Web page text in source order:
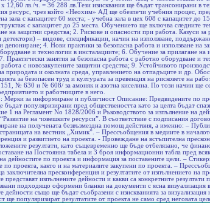
12,60 лв./ч. = 36 288 лв.Тези изисквания ще бъдат трансонирани в
ресурс, чрез който «Неохим» АД ще обезпечи учебния процес,
зала с капацитет 60 места; - учебна зала в цех 608 с капацитет до
с капацитет до 25 места. Обучението ще включва следните
на защитни средства; 2. Рискове и опасности при работа. Казуси
детектори) – видове, спецификации, начин на използване,
депониране; 4. Нови практики за безопасна работа и използване на
и технологии в инсталациите; 6. Обучение за прилагане на
Практически занятия за безопасна работа с работно оборудване и
работа с новозакупените защитни средства; 9. Устойчивото
природата и околната среда, управлението на отпадъците и др.
за безопасен труд и културата за превенция на рисковете на
№ 630 и № 608/ за амоняк и азотна киселина. По този начин ще
и работниците в него.
Мерки за информиране и публичност Описание: Предвидените по
бъдат популяризирани пред обществеността като за целта бъдат
1 на Регламент No 1828/2006 и Ръководството за изпълнение на
на човешките ресурси”. В съответствие с подписания
на получената безвъзмездна помощ действия, а именно: –
на вестник „Химик”. – Прессъобщения в медиите в
и развитието на проекта. - Провеждане на встъпителна
резултати, като същевременно ще бъде отбелязано, че
на Постоянна табела и 3 броя информационни табла пред
дейностите по проекта и информация за поставените цели. –
по проекта, както и на материалите закупени по проекта. –
заключителна пресконференция и резултатите от изпълнението на
представят изпълнените дейности и какви са конкретните
подходящо оформени бланки на документи с ясна визуализация
дейности също ще бъдат съобразени с изискванията за
ще популяризират резултатите от проекта не само сред неговaтa